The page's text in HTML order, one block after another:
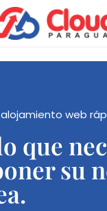
web
que
su